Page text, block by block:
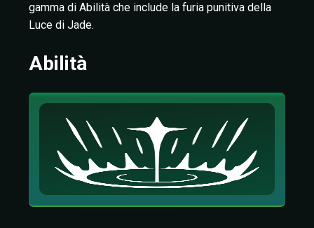
gamma di Abilità che include la furia punitiva della
Luce di Jade.
Abilità